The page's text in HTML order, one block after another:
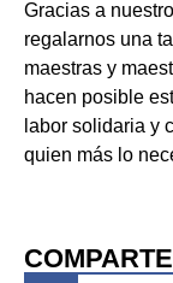
Gracias a
regalarnos una
maestras y
hacen posible
labor solidaria y
quien más lo